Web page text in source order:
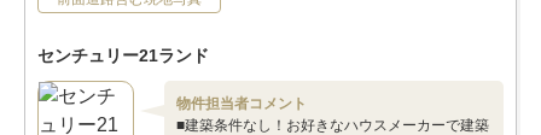
センチュリー21ランド
物件担当者コメント
■建築条件なし！お好きなハウスメーカーで建築